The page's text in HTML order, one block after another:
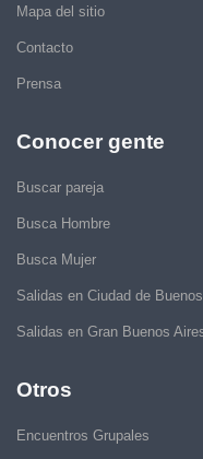
Mapa del sitio
Contacto
Prensa
Conocer gente
Buscar pareja
Busca Hombre
Busca Mujer
Salidas en Ciudad de
Salidas en Gran Buenos
Otros
Encuentros Grupales